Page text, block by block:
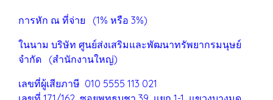
การหัก ณ ที่จ่าย (1% หรือ 3%)
ในนาม บริษัท ศูนย์ส่งเสริมและพัฒนาทรัพยากรมนุษย์
จำกัด (สำนักงานใหญ่)
เลขที่ผู้เสียภาษี 010 5555 113 021